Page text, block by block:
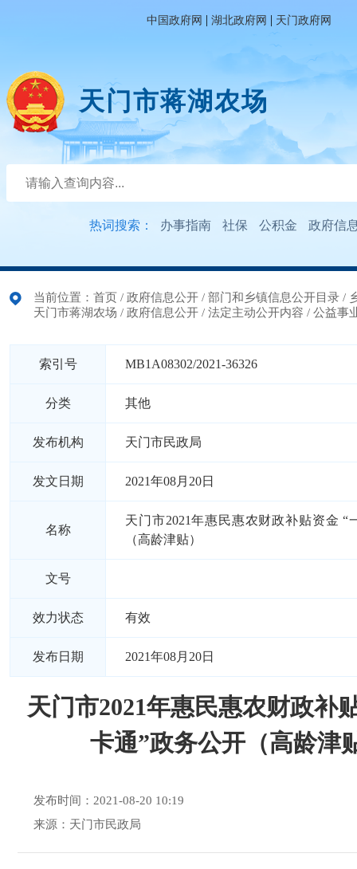
中国政府网 | 湖北政府网 | 天门政府网
天门市蒋湖农场
热词搜索： 办事指南 社保 公积金 政府信
当前位置： 首页 / 政府信息公开 / 部门和乡镇信息公开目录 /
天门市蒋湖农场 / 政府信息公开 / 法定主动公开内容 / 公益事
索引号 MB1A08302/2021-36326
分类 其他
发布机构 天门市民政局
发文日期 2021年08月20日
名称
天门市2021年惠民惠农财政补贴资金 “
（高龄津贴）
文号
效力状态 有效
发布日期 2021年08月20日
天门市2021年惠民惠农财政补
卡通”政务公开（高龄津
发布时间：2021-08-20 10:19
来源：天门市民政局